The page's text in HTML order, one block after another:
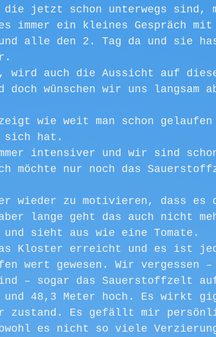
die jetzt schon unterwegs sind,
immer ein kleines Gespräch
alle den 2. Tag da und sie
wird auch die Aussicht auf
doch wünschen wir uns langsam
wie weit man schon
sich hat.
intensiver und wir sind
möchte nur noch das
wieder zu motivieren, dass es
lange geht das auch nicht
sieht aus wie eine Tomate.
Kloster erreicht und es ist
wert gewesen. Wir vergessen –
– sogar das Sauerstoffzelt
48,3 Meter hoch. Es wirkt
zustand. Es gefällt mir
es nicht so viele